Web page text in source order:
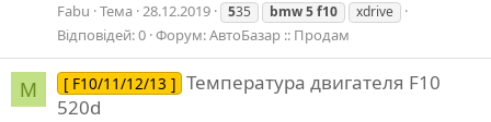
Fabu Тема 28.12.2019 535 bmw5f10 xdrive
Відповідей: 0 Форум:АвтоБазар :: Продам
M [ F10/11/12/13 ] Температура двигателя F10
520d